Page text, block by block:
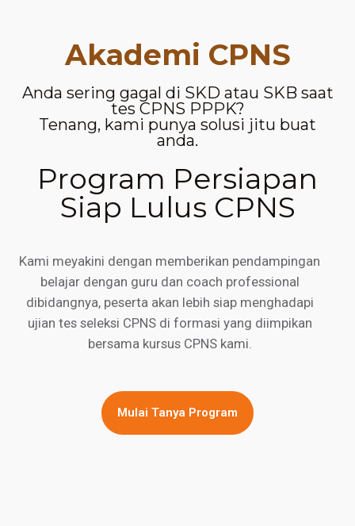
Akademi CPNS
Anda sering gagal di SKD atau SKB saat
tes CPNS PPPK?
Tenang, kami punya solusi jitu buat
anda.
Program Persiapan
Siap Lulus CPNS
Kami meyakini dengan memberikan pendampingan
belajar dengan guru dan coach professional
dibidangnya, peserta akan lebih siap menghadapi
ujian tes seleksi CPNS di formasi yang diimpikan
bersama kursus CPNS kami.
Mulai Tanya Program